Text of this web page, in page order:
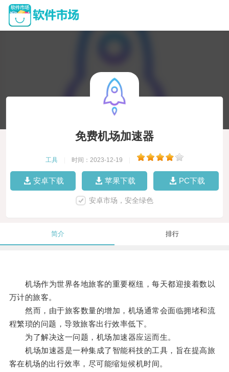
免费机场加速器
工具 时间：2023-12-19
安卓下载 苹果下载 PC下载
安卓市场，安全绿色
简介 排行
机场作为世界各地旅客的重要枢纽，每天都迎接着数以
万计的旅客。
然而，由于旅客数量的增加，机场通常会面临拥堵和流
程繁琐的问题，导致旅客出行效率低下。
为了解决这一问题，机场加速器应运而生。
机场加速器是一种集成了智能科技的工具，旨在提高旅
客在机场的出行效率，尽可能缩短候机时间。